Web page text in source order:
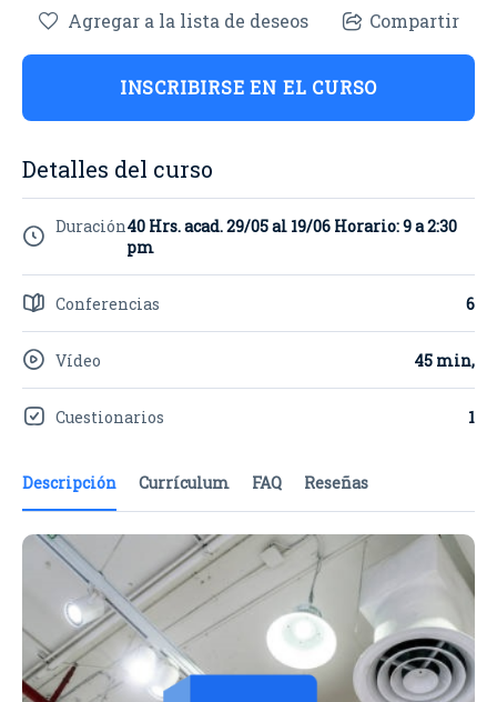
Descripción Currículum FAQ Reseñas
Agregar a la lista de deseos Compartir
INSCRIBIRSE EN EL CURSO
Detalles del curso
Duración40 Hrs. acad. 29/05 al 19/06 Horario: 9 a 2:30
pm
Conferencias 6
Vídeo 45 min,
Cuestionarios 1